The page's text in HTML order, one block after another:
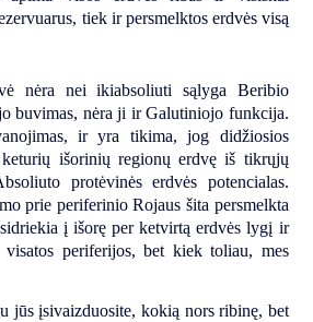
tiek ir persmelktos erdvės visą
nėra nei ikiabsoliuti sąlyga Beribio
buvimas, nėra ji ir Galutiniojo funkcija.
ir yra tikima, jog didžiosios
išorinių regionų erdvę iš tikrųjų
protėvinės erdvės potencialas.
prie periferinio Rojaus šita persmelkta
į išorę per ketvirtą erdvės lygį ir
periferijos, bet kiek toliau, mes
jūs įsivaizduosite, kokią nors ribinę, bet